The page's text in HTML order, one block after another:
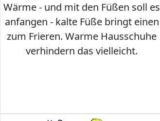
Wärme - und mit den Füßen soll es
anfangen - kalte Füße bringt einen
zum Frieren. Warme Hausschuhe
verhindern das vielleicht.